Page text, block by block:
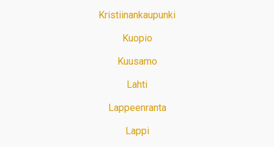
Kristiinankaupunki
Kuopio
Kuusamo
Lahti
Lappeenranta
Lappi